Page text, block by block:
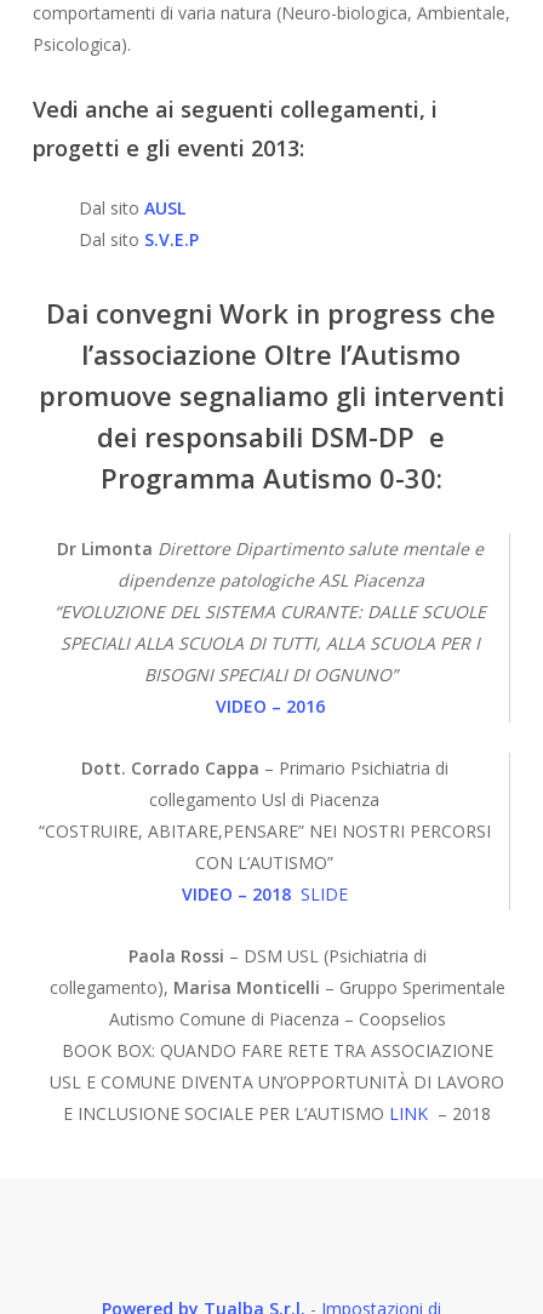
comportamenti di varia natura (Neuro-biologica, Ambientale,
Psicologica).
Vedi anche ai seguenti collegamenti, i
progetti e gli eventi 2013:
Dal sitoAUSL
Dal sito S.V.E.P
Dai convegni Work in progress che
l’associazione Oltre l’Autismo
promuove segnaliamo gli interventi
dei responsabili DSM-DP e
Programma Autismo 0-30:
Dr Limonta Direttore Dipartimento salute mentale e
dipendenze patologiche ASL Piacenza
“EVOLUZIONE DEL SISTEMA CURANTE: DALLE SCUOLE
SPECIALI ALLA SCUOLA DI TUTTI, ALLA SCUOLA PER I
BISOGNI SPECIALI DI OGNUNO”
VIDEO – 2016
Dott. Corrado Cappa – Primario Psichiatria di
collegamento Usl di Piacenza
“COSTRUIRE, ABITARE,PENSARE” NEI NOSTRI PERCORSI
CON L’AUTISMO”
VIDEO – 2018 SLIDE
Paola Rossi – DSM USL (Psichiatria di
collegamento), Marisa Monticelli – Gruppo Sperimentale
Autismo Comune di Piacenza – Coopselios
BOOK BOX: QUANDO FARE RETE TRA ASSOCIAZIONE
USL E COMUNE DIVENTA UN’OPPORTUNITÀ DI LAVORO
E INCLUSIONE SOCIALE PER L’AUTISMO LINK – 2018
Powered by Tualba S.r.l. - Impostazioni di